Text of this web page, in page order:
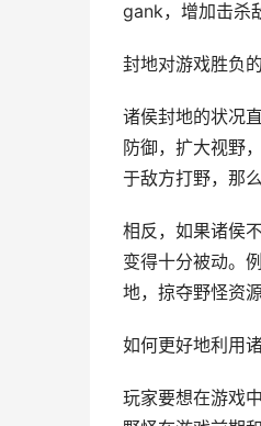
gank，增加击杀
封地对游戏胜负
诸侯封地的状况
防御，扩大视野
于敌方打野，那
相反，如果诸侯
变得十分被动。
地，掠夺野怪资
如何更好地利用
玩家要想在游戏